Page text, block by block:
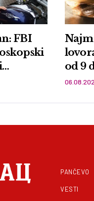
FBI
od 9
PANČEVO
VESTI